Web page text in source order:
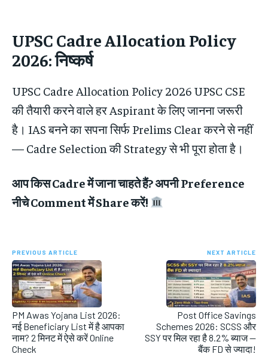
UPSC Cadre Allocation Policy
2026: निष्कर्ष
UPSC Cadre Allocation Policy 2026 UPSC CSE
की तैयारी करने वाले हर Aspirant के लिए जानना जरूरी
है। IAS बनने का सपना सिर्फ Prelims Clear करने से नहीं
— Cadre Selection की Strategy से भी पूरा होता है।
आप किस Cadre में जाना चाहते हैं? अपनी Preference
नीचे Comment में Share करें!
PREVIOUS ARTICLE
PM Awas Yojana List 2026:
नई Beneficiary List में है आपका
नाम? 2 मिनट में ऐसे करें Online
Check
NEXT ARTICLE
Post Office Savings
Schemes 2026: SCSS और
SSY पर मिल रहा है 8.2% ब्याज —
बैंक FD से ज्यादा!